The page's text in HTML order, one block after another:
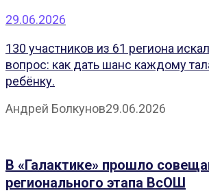
29.06.2026
130 участников из 61 региона
вопрос: как дать шанс каждому
ребёнку.
Андрей Болкунов29.06.2026
В «Галактике» прошло
регионального этапа ВсОШ